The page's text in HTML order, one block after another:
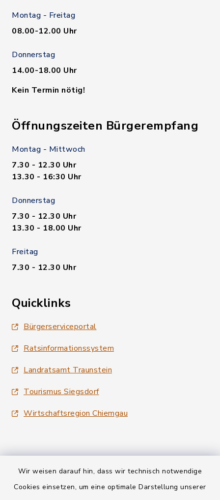
Wir weisen darauf hin, dass wir technisch notwendige
Cookies einsetzen, um eine optimale Darstellung unserer
Montag - Freitag
08.00-12.00 Uhr
Donnerstag
14.00-18.00 Uhr
Kein Termin nötig!
Öffnungszeiten Bürgerempfang
Montag - Mittwoch
7.30 - 12.30 Uhr
13.30 - 16:30 Uhr
Donnerstag
7.30 - 12.30 Uhr
13.30 - 18.00 Uhr
Freitag
7.30 - 12.30 Uhr
Quicklinks
Bürgerserviceportal
Ratsinformationssystem
Landratsamt Traunstein
Tourismus Siegsdorf
Wirtschaftsregion Chiemgau
Kontakt